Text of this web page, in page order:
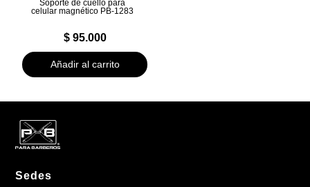
Soporte de cuello para
celular magnético PB-1283
$95.000
Añadir al carrito
Sedes